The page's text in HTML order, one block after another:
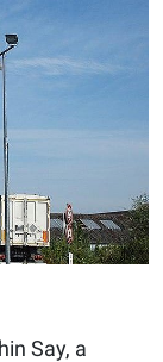
Say, a